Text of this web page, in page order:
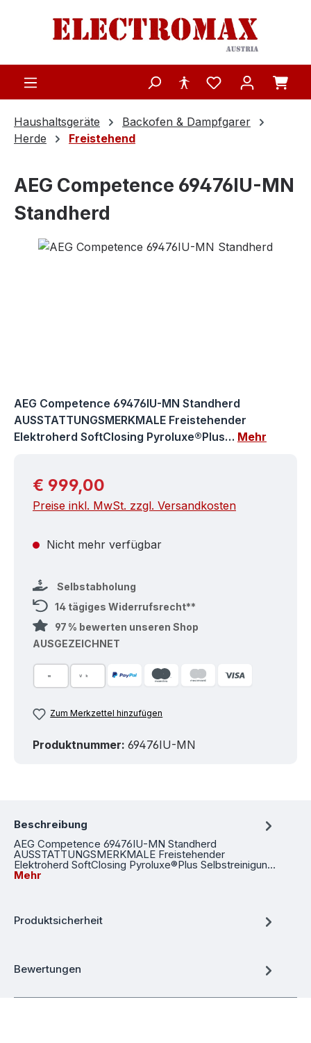
Zum Hauptinhalt springen
Haushaltsgeräte
Backofen & Dampfgarer
Herde
Freistehend
AEG Competence 69476IU-MN
Standherd
Bildergalerie überspringen
AEG Competence 69476IU-MN Standherd
AUSSTATTUNGSMERKMALE Freistehender
Elektroherd SoftClosing Pyroluxe®Plus… Mehr
Regulärer Preis:
€ 999,00
Preise inkl. MwSt. zzgl. Versandkosten
Nicht mehr verfügbar
Selbstabholung
14 tägiges Widerrufsrecht**
97 % bewerten unseren Shop
AUSGEZEICHNET
Zum Merkzettel hinzufügen
Produktnummer: 69476IU-MN
Beschreibung
AEG Competence 69476IU-MN Standherd
AUSSTATTUNGSMERKMALE Freistehender
Elektroherd SoftClosing Pyroluxe®Plus Selbstreinigun…
Mehr
Produktsicherheit
Bewertungen